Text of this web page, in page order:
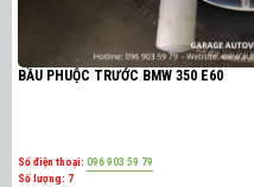
BẦU PHUỘC TRƯỚC BMW 350 E60
Số điện thoại: 096 903 59 79
Số lượng: 7